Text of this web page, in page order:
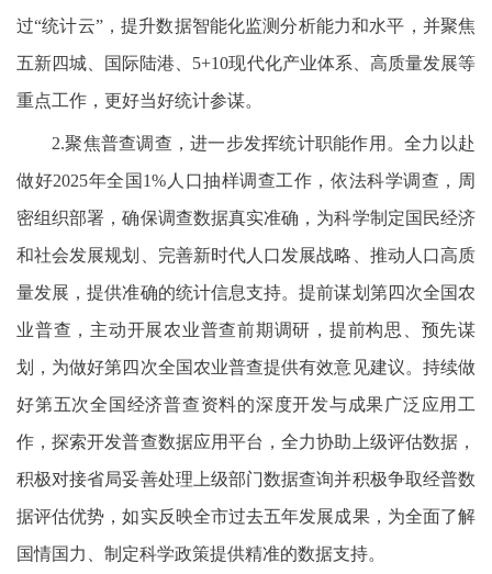
过“统计云”，提升数据智能化监测分析能力和水平，并聚焦
五新四城、国际陆港、5+10现代化产业体系、高质量发展等
重点工作，更好当好统计参谋。
2.聚焦普查调查，进一步发挥统计职能作用。全力以赴
做好2025年全国1%人口抽样调查工作，依法科学调查，周
密组织部署，确保调查数据真实准确，为科学制定国民经济
和社会发展规划、完善新时代人口发展战略、推动人口高质
量发展，提供准确的统计信息支持。提前谋划第四次全国农
业普查，主动开展农业普查前期调研，提前构思、预先谋
划，为做好第四次全国农业普查提供有效意见建议。持续做
好第五次全国经济普查资料的深度开发与成果广泛应用工
作，探索开发普查数据应用平台，全力协助上级评估数据，
积极对接省局妥善处理上级部门数据查询并积极争取经普数
据评估优势，如实反映全市过去五年发展成果，为全面了解
国情国力、制定科学政策提供精准的数据支持。